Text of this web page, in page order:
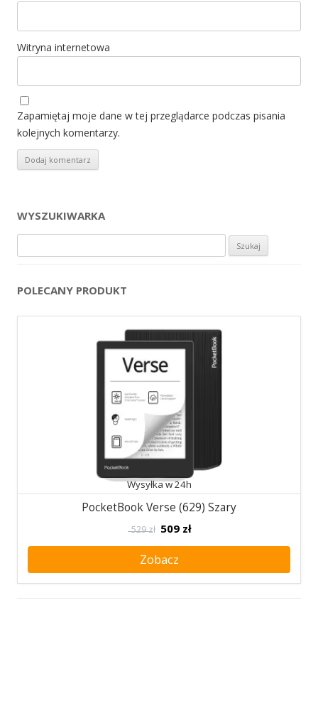
Witryna internetowa
Zapamiętaj moje dane w tej przeglądarce podczas pisania
kolejnych komentarzy.
WYSZUKIWARKA
POLECANY PRODUKT
Wysyłka w 24h
PocketBook Verse (629) Szary
529 zł 509 zł
Zobacz